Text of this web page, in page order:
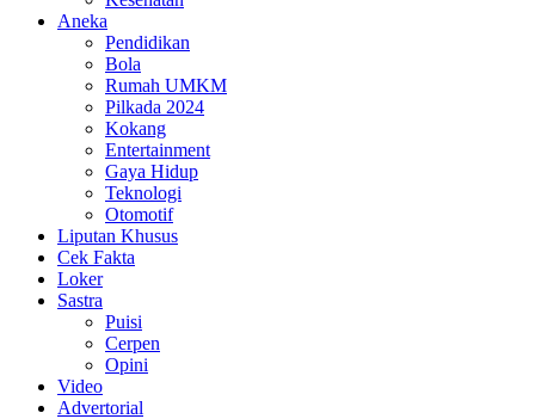
Aneka
Pendidikan
Bola
Rumah UMKM
Pilkada 2024
Kokang
Entertainment
Gaya Hidup
Teknologi
Otomotif
Liputan Khusus
Cek Fakta
Loker
Sastra
Puisi
Cerpen
Opini
Video
Advertorial